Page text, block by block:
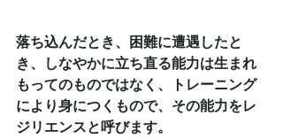
落ち込んだとき、困難に遭遇したと
き、しなやかに立ち直る能力は生まれ
もってのものではなく、トレーニング
により身につくもので、その能力をレ
ジリエンスと呼びます。